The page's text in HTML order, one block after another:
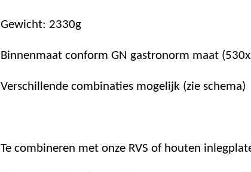
Gewicht: 2330g
Binnenmaat conform GN gastronorm maat
Verschillende combinaties mogelijk (zie schema)
Te combineren met onze RVS of houten